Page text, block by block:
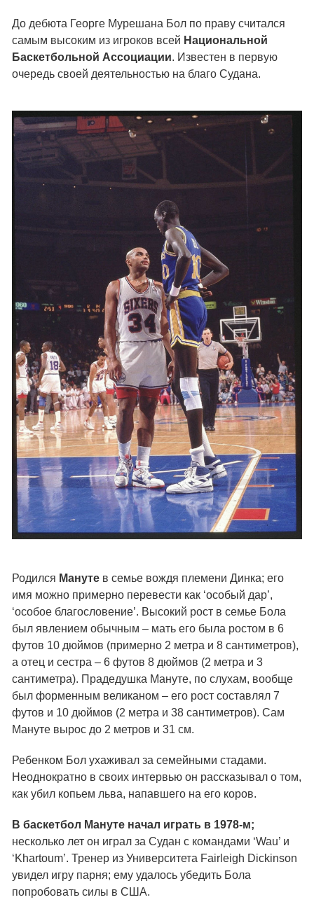
До дебюта Георге Мурешана Бол по праву считался
самым высоким из игроков всей Национальной
Баскетбольной Ассоциации. Известен в первую
очередь своей деятельностью на благо Судана.
Родился Мануте в семье вождя племени Динка; его
имя можно примерно перевести как ‘особый дар’,
‘особое благословение’. Высокий рост в семье Бола
был явлением обычным – мать его была ростом в 6
футов 10 дюймов (примерно 2 метра и 8 сантиметров),
а отец и сестра – 6 футов 8 дюймов (2 метра и 3
сантиметра). Прадедушка Мануте, по слухам, вообще
был форменным великаном – его рост составлял 7
футов и 10 дюймов (2 метра и 38 сантиметров). Сам
Мануте вырос до 2 метров и 31 см.
Ребенком Бол ухаживал за семейными стадами.
Неоднократно в своих интервью он рассказывал о том,
как убил копьем льва, напавшего на его коров.
В баскетбол Мануте начал играть в 1978-м;
несколько лет он играл за Судан с командами ‘Wau’ и
‘Khartoum’. Тренер из Университета Fairleigh Dickinson
увидел игру парня; ему удалось убедить Бола
попробовать силы в США.